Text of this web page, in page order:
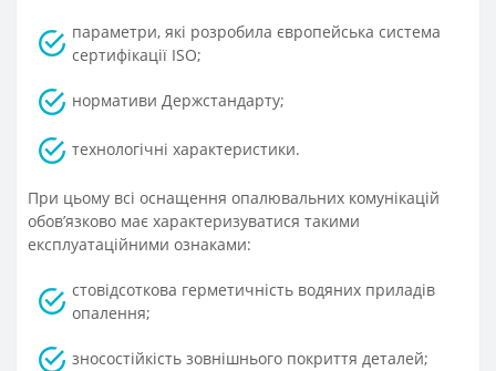
параметри, які розробила європейська система
сертифікації ISO;
нормативи Держстандарту;
технологічні характеристики.
При цьому всі оснащення опалювальних комунікацій
обов’язково має характеризуватися такими
експлуатаційними ознаками:
стовідсоткова герметичність водяних приладів
опалення;
зносостійкість зовнішнього покриття деталей;